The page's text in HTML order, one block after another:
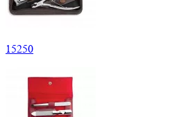
15250